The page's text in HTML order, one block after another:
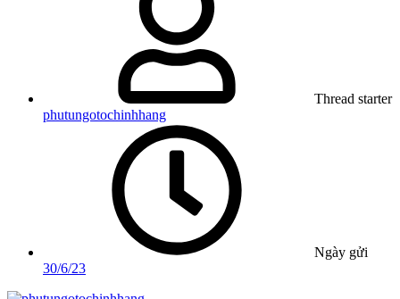
Thread starter
phutungotochinhhang
Ngày gửi
30/6/23